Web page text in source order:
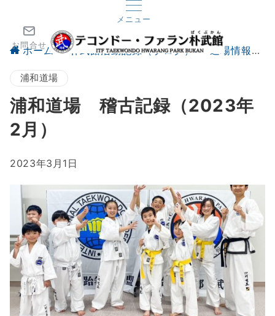
メニュー
お問合せ
ホーム 朴武館活動記録（ブログ） 道場情報
浦和道場
浦和道場 稽古記録（2023年
2月）
2023年3月1日